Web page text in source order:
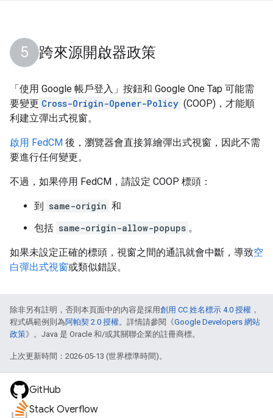
跨來源開啟器政策
「使用 Google 帳戶登入」按鈕和 Google One Tap 可能需
要變更 Cross-Origin-Opener-Policy (COOP)，才能順
利建立彈出式視窗。
啟用 FedCM 後，瀏覽器會直接算繪彈出式視窗，因此不需
要進行任何變更。
不過，如果停用 FedCM，請設定 COOP 標頭：
到 same-origin 和
包括 same-origin-allow-popups 。
如果未設定正確的標頭，視窗之間的通訊就會中斷，導致空
白彈出式視窗或類似錯誤。
除非另有註明，否則本頁面中的內容是採用創用 CC 姓名標示 4.0 授權 ，
程式碼範例則為阿帕契 2.0 授權。詳情請參閱《Google Developers 網站
政策》。Java 是 Oracle 和/或其關聯企業的註冊商標。
上次更新時間：2026-05-13 (世界標準時間)。
GitHub
Stack Overflow